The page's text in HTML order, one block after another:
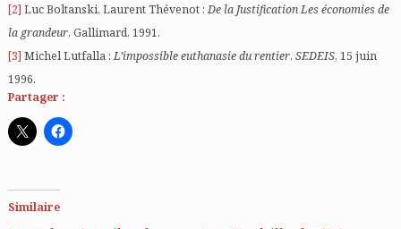
[2] Luc Boltanski, Laurent Thévenot :De la Justification Les économies de
la grandeur, Gallimard, 1991.
[3] Michel Lutfalla :L’impossible euthanasie du rentier, SEDEIS, 15 juin
1996.
Partager :
Similaire